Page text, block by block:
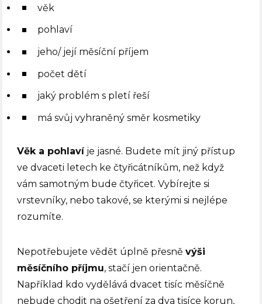
věk
pohlaví
jeho/ její měsíční příjem
počet dětí
jaký problém s pletí řeší
má svůj vyhraněný směr kosmetiky
Věk a pohlavíje jasné. Budete mít jiný přístup
ve dvaceti letech ke čtyřicátníkům, než když
vám samotným bude čtyřicet. Vybírejte si
vrstevníky, nebo takové, se kterými si nejlépe
rozumíte.
Nepotřebujete vědět úplně přesněvýši
měsíčního příjmu, stačí jen orientačně.
Například kdo vydělává dvacet tisíc měsíčně
nebude chodit na ošetření za dva tisíce korun,